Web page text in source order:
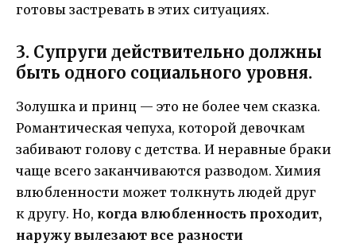
готовы застревать в этих ситуациях.
3. Супруги действительно должны
быть одного социального уровня.
Золушка и принц — это не более чем сказка.
Романтическая чепуха, которой девочкам
забивают голову с детства. И неравные браки
чаще всего заканчиваются разводом. Химия
влюбленности может толкнуть людей друг
к другу. Но, когда влюбленность проходит,
наружу вылезают все разности